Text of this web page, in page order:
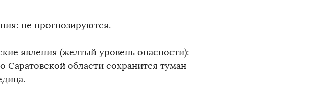
не прогнозируются.
явления (желтый уровень опасности):
области сохранится туман